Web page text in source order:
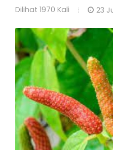
Dilihat 1970 Kali 23